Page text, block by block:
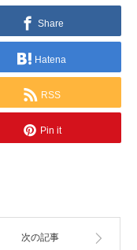
Share
Hatena
RSS
Pin it
次の記事